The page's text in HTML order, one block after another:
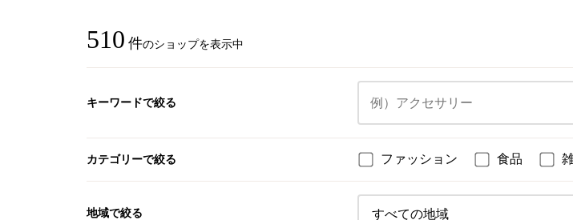
510 件のショップを表示中
キーワードで絞る
カテゴリーで絞る ファッション 食品
地域で絞る